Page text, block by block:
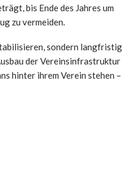
bis Ende des Jahres um
zu vermeiden.
sondern langfristig
der Vereinsinfrastruktur
hinter ihrem Verein stehen –